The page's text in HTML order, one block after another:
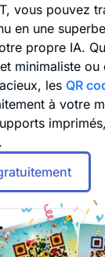
vous pouvez
en une
propre IA.
minimaliste ou
les QR
à votre